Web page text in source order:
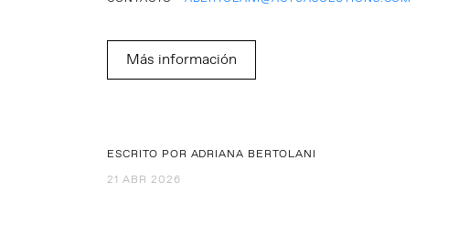
Más información
ESCRITO POR ADRIANA BERTOLANI
21 ABR 2026